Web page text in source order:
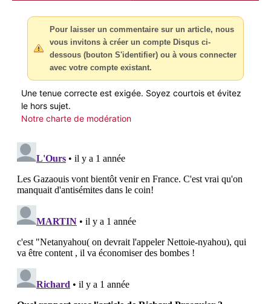
Pour laisser un commentaire sur un article, nous
vous invitons à créer un compte Disqus ci-
dessous (bouton S'identifier) ou à vous connecter
avec votre compte existant.
Une tenue correcte est exigée. Soyez courtois et évitez
le hors sujet.
Notre charte de modération